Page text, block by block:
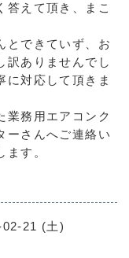
答えて頂き、まこ
とできていず、お
訳ありませんでし
に対応して頂きま
業務用エアコンク
ーさんへご連絡い
す。
02-21 (土)